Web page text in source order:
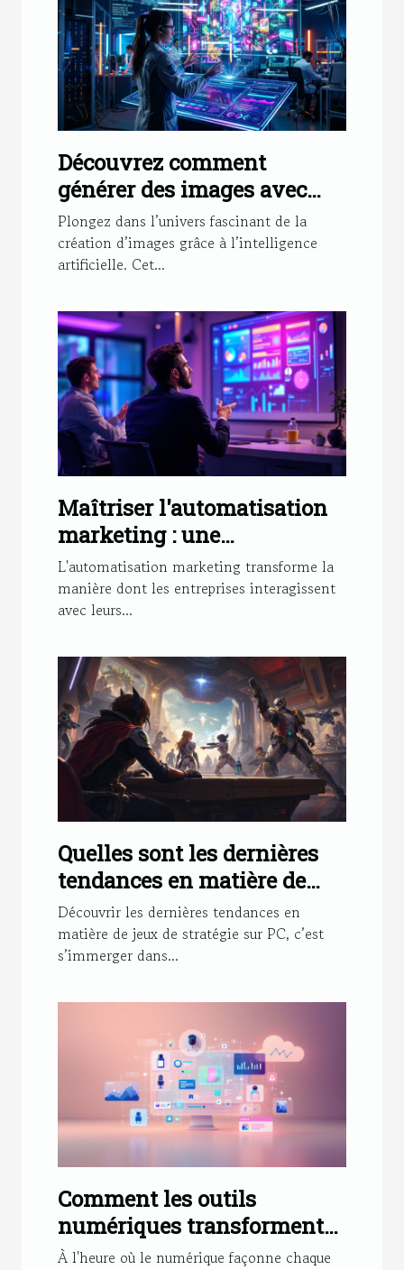
Découvrez comment
générer des images avec
l'intelligence artificielle
Plongez dans l’univers fascinant de la
création d’images grâce à l’intelligence
artificielle. Cet...
Maîtriser l'automatisation
marketing : une
masterclass pratique
L'automatisation marketing transforme la
manière dont les entreprises interagissent
avec leurs...
Quelles sont les dernières
tendances en matière de
jeux de stratégie sur PC ?
Découvrir les dernières tendances en
matière de jeux de stratégie sur PC, c’est
s’immerger dans...
Comment les outils
numériques transforment-
ils le marketing moderne ?
À l'heure où le numérique façonne chaque